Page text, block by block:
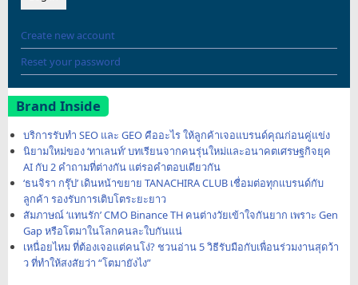
Create new account
Reset your password
Brand Inside
บริการรับทำ SEO และ GEO คืออะไร ให้ลูกค้าเจอแบรนด์คุณก่อนคู่แข่ง
นิยามใหม่ของ ‘ทาเลนท์’ บทเรียนจากคนรุ่นใหม่และอนาคตเศรษฐกิจยุค
AI กับ 2 คำถามที่ต่างกัน แต่รอคำตอบเดียวกัน
‘ธนจิรา กรุ๊ป’ เดินหน้าขยาย TANACHIRA CLUB เชื่อมต่อทุกแบรนด์กับ
ลูกค้า รองรับการเติบโตระยะยาว
สัมภาษณ์ ‘แทนรัก’ CMO Binance TH คนต่างวัยเข้าใจกันยาก เพราะ Gen
Gap หรือโตมาในโลกคนละใบกันแน่
เหนื่อยไหม ที่ต้องเจอแต่คนโง่? ชวนอ่าน 5 วิธีรับมือกับเพื่อนร่วมงานสุดว้า
ว ที่ทำให้สงสัยว่า “โตมายังไง”